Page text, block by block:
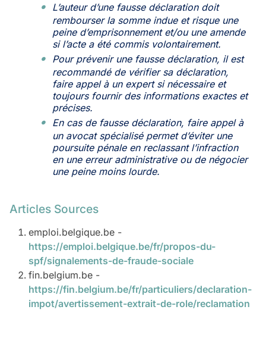
L’auteur d’une fausse déclaration doit
rembourser la somme indue et risque une
peine d’emprisonnement et/ou une amende
si l’acte a été commis volontairement.
Pour prévenir une fausse déclaration, il est
recommandé de vérifier sa déclaration,
faire appel à un expert si nécessaire et
toujours fournir des informations exactes et
précises.
En cas de fausse déclaration, faire appel à
un avocat spécialisé permet d’éviter une
poursuite pénale en reclassant l’infraction
en une erreur administrative ou de négocier
une peine moins lourde.
Articles Sources
emploi.belgique.be -
https://emploi.belgique.be/fr/propos-du-
spf/signalements-de-fraude-sociale
fin.belgium.be -
https://fin.belgium.be/fr/particuliers/declaration-
impot/avertissement-extrait-de-role/reclamation